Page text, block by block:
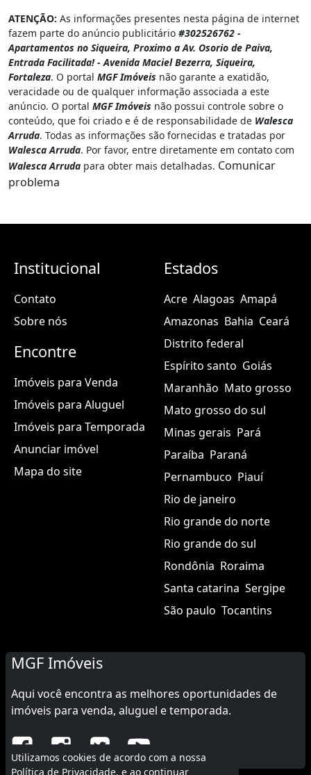
ATENÇÃO: As informações presentes nesta página de internet
fazem parte do anúncio publicitário #302526762 -
Apartamentos no Siqueira, Proximo a Av. Osorio de Paiva,
Entrada Facilitada! - Avenida Maciel Bezerra, Siqueira,
Fortaleza. O portal MGF Imóveis não garante a exatidão,
veracidade ou de qualquer informação associada a este
anúncio. O portal MGF Imóveis não possui controle sobre o
conteúdo, que foi criado e é de responsabilidade de Walesca
Arruda. Todas as informações são fornecidas e tratadas por
Walesca Arruda. Por favor, entre diretamente em contato com
Walesca Arruda para obter mais detalhadas. Comunicar
problema
Institucional
Contato
Sobre nós
Encontre
Imóveis para Venda
Imóveis para Aluguel
Imóveis para Temporada
Anunciar imóvel
Mapa do site
Estados
Acre Alagoas Amapá
Amazonas Bahia Ceará
Distrito federal
Espírito santo Goiás
Maranhão Mato grosso
Mato grosso do sul
Minas gerais Pará
Paraíba Paraná
Pernambuco Piauí
Rio de janeiro
Rio grande do norte
Rio grande do sul
Rondônia Roraima
Santa catarina Sergipe
São paulo Tocantins
MGF Imóveis
Aqui você encontra as melhores oportunidades de
imóveis para venda, aluguel e temporada.
Utilizamos cookies de acordo com a nossa
Política de Privacidade, e ao continuar